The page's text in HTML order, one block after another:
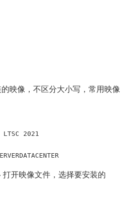
的映像，不区分大小写，常用映像
2021
开映像文件，选择要安装的